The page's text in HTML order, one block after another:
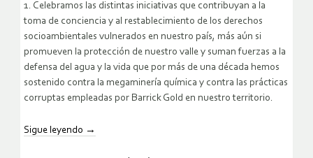
1. Celebramos las distintas iniciativas que contribuyan a la
toma de conciencia y al restablecimiento de los derechos
socioambientales vulnerados en nuestro país, más aún si
promueven la protección de nuestro valle y suman fuerzas a la
defensa del agua y la vida que por más de una década hemos
sostenido contra la megaminería química y contra las prácticas
corruptas empleadas por Barrick Gold en nuestro territorio.
Sigue leyendo →